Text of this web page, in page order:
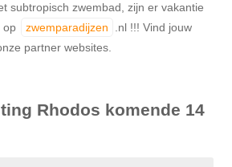
subtropisch zwembad, zijn er vakantie
op
zwemparadijzen
.nl !!! Vind jouw
partner websites.
Rhodos komende 14